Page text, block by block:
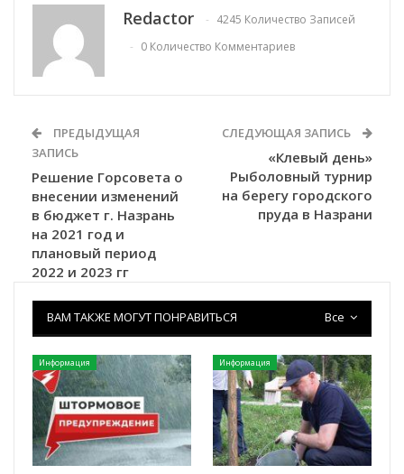
Redactor
4245 Количество Записей
0 Количество Комментариев
ПРЕДЫДУЩАЯ
ЗАПИСЬ
Решение Горсовета о
внесении изменений
в бюджет г. Назрань
на 2021 год и
плановый период
2022 и 2023 гг
СЛЕДУЮЩАЯ ЗАПИСЬ
«Клевый день»
Рыболовный турнир
на берегу городского
пруда в Назрани
Все
ВАМ ТАКЖЕ МОГУТ ПОНРАВИТЬСЯ
Информация Информация